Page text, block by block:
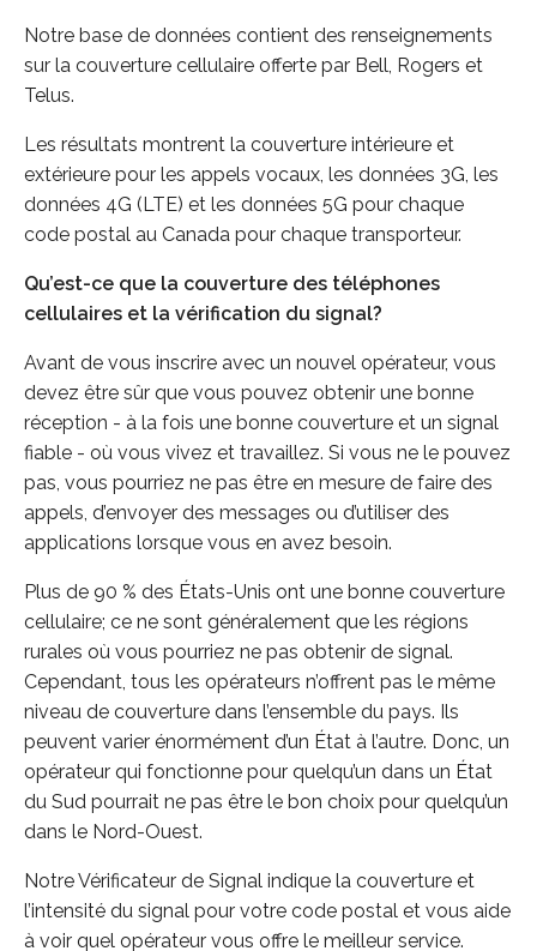
Notre base de données contient des renseignements
sur la couverture cellulaire offerte par Bell, Rogers et
Telus.
Les résultats montrent la couverture intérieure et
extérieure pour les appels vocaux, les données 3G, les
données 4G (LTE) et les données 5G pour chaque
code postal au Canada pour chaque transporteur.
Qu’est-ce que la couverture des téléphones
cellulaires et la vérification du signal?
Avant de vous inscrire avec un nouvel opérateur, vous
devez être sûr que vous pouvez obtenir une bonne
réception - à la fois une bonne couverture et un signal
fiable - où vous vivez et travaillez. Si vous ne le pouvez
pas, vous pourriez ne pas être en mesure de faire des
appels, d’envoyer des messages ou d’utiliser des
applications lorsque vous en avez besoin.
Plus de 90 % des États-Unis ont une bonne couverture
cellulaire; ce ne sont généralement que les régions
rurales où vous pourriez ne pas obtenir de signal.
Cependant, tous les opérateurs n’offrent pas le même
niveau de couverture dans l’ensemble du pays. Ils
peuvent varier énormément d’un État à l’autre. Donc, un
opérateur qui fonctionne pour quelqu’un dans un État
du Sud pourrait ne pas être le bon choix pour quelqu’un
dans le Nord-Ouest.
Notre Vérificateur de Signal indique la couverture et
l’intensité du signal pour votre code postal et vous aide
à voir quel opérateur vous offre le meilleur service.